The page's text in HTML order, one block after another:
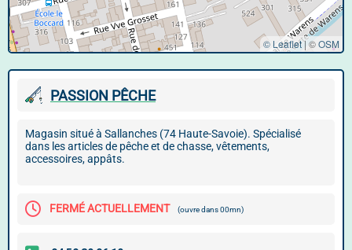
© Leaflet|©OSM
PASSION PÊCHE
Magasin situé à Sallanches (74 Haute-Savoie). Spécialisé
dans les articles de pêche et de chasse, vêtements,
accessoires, appâts.
FERMÉ ACTUELLEMENT (ouvre dans 00mn)